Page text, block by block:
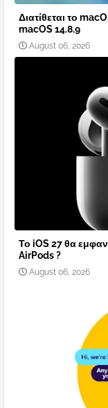
Διατίθεται το
macOS 14.8.9
August 06, 2026
Το iOS 27 θα
AirPods ?
August 06, 2026